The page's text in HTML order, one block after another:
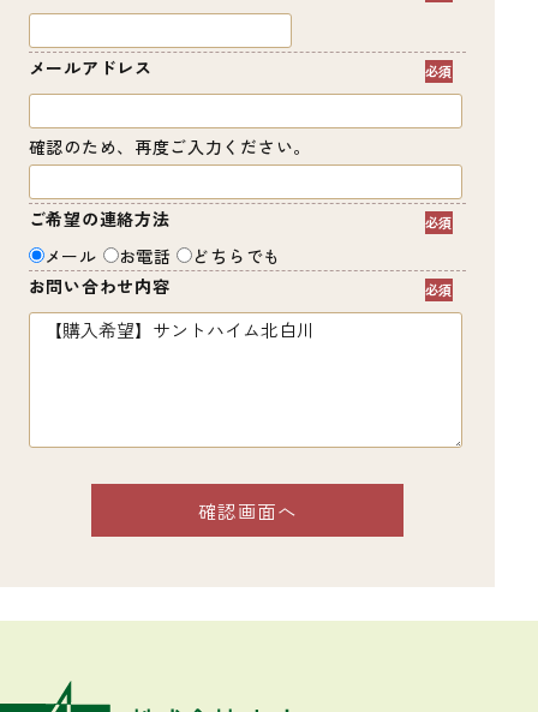
メールアドレス
確認のため、再度ご入力ください。
ご希望の連絡方法
メール
お電話
どちらでも
お問い合わせ内容